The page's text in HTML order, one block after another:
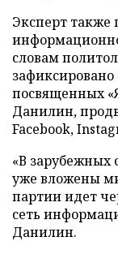
Эксперт
словам
посвященных
Данилин,
Facebook,
«В зарубежных
уже вложены
партии идет
сеть
Данилин.